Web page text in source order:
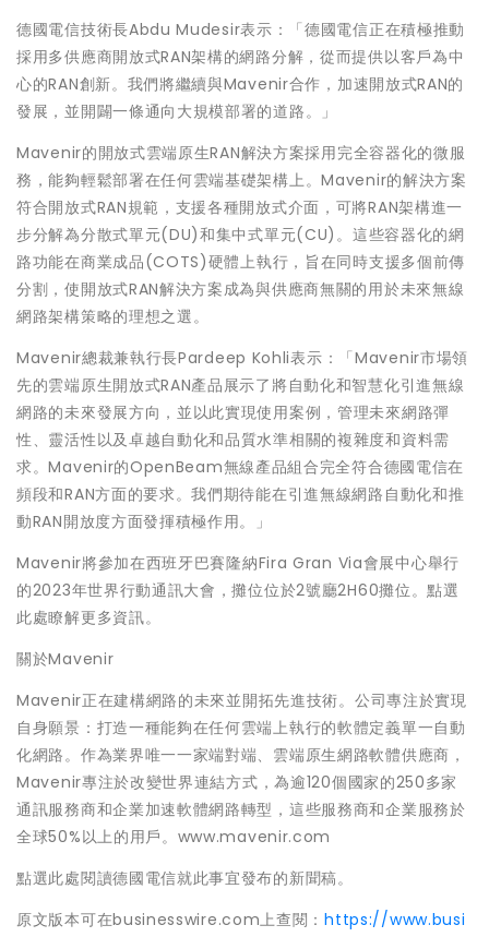
德國電信技術長Abdu Mudesir表示：「德國電信正在積極推動
採用多供應商開放式RAN架構的網路分解，從而提供以客戶為中
心的RAN創新。我們將繼續與Mavenir合作，加速開放式RAN的
發展，並開闢一條通向大規模部署的道路。」
Mavenir的開放式雲端原生RAN解決方案採用完全容器化的微服
務，能夠輕鬆部署在任何雲端基礎架構上。Mavenir的解決方案
符合開放式RAN規範，支援各種開放式介面，可將RAN架構進一
步分解為分散式單元(DU)和集中式單元(CU)。這些容器化的網
路功能在商業成品(COTS)硬體上執行，旨在同時支援多個前傳
分割，使開放式RAN解決方案成為與供應商無關的用於未來無線
網路架構策略的理想之選。
Mavenir總裁兼執行長Pardeep Kohli表示：「Mavenir市場領
先的雲端原生開放式RAN產品展示了將自動化和智慧化引進無線
網路的未來發展方向，並以此實現使用案例，管理未來網路彈
性、靈活性以及卓越自動化和品質水準相關的複雜度和資料需
求。Mavenir的OpenBeam無線產品組合完全符合德國電信在
頻段和RAN方面的要求。我們期待能在引進無線網路自動化和推
動RAN開放度方面發揮積極作用。」
Mavenir將參加在西班牙巴賽隆納Fira Gran Via會展中心舉行
的2023年世界行動通訊大會，攤位位於2號廳2H60攤位。點選
此處瞭解更多資訊。
關於Mavenir
Mavenir正在建構網路的未來並開拓先進技術。公司專注於實現
自身願景：打造一種能夠在任何雲端上執行的軟體定義單一自動
化網路。作為業界唯一一家端對端、雲端原生網路軟體供應商，
Mavenir專注於改變世界連結方式，為逾120個國家的250多家
通訊服務商和企業加速軟體網路轉型，這些服務商和企業服務於
全球50%以上的用戶。www.mavenir.com
點選此處閱讀德國電信就此事宜發布的新聞稿。
原文版本可在businesswire.com上查閱：https://www.busi